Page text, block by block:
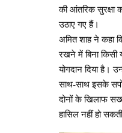
की आंतरिक सुरक्षा
उठाए गए हैं।
अमित शाह ने कहा
रखने में बिना
योगदान दिया है।
साथ-साथ इसके
दोनों के खिलाफ
हासिल नहीं हो